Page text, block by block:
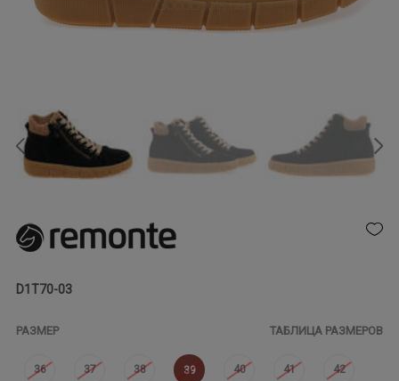
D1T70-03
РАЗМЕР ТАБЛИЦА РАЗМЕРОВ
36 37 38 39 40 41 42